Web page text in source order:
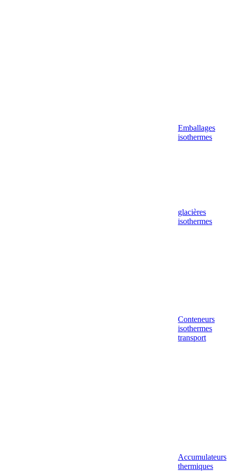
Emballages
isothermes
glacières
isothermes
Conteneurs
isothermes
transport
Accumulateurs
thermiques